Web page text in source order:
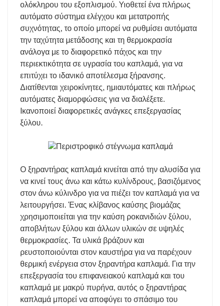
ολόκληρου του εξοπλισμού. Υιοθετεί ένα πλήρως
αυτόματο σύστημα ελέγχου και μετατροπής
συχνότητας, το οποίο μπορεί να ρυθμίσει αυτόματα
την ταχύτητα μετάδοσης και τη θερμοκρασία
ανάλογα με το διαφορετικό πάχος και την
περιεκτικότητα σε υγρασία του καπλαμά, για να
επιτύχει το ιδανικό αποτέλεσμα ξήρανσης.
Διατίθενται χειροκίνητες, ημιαυτόματες και πλήρως
αυτόματες διαμορφώσεις για να διαλέξετε.
Ικανοποιεί διαφορετικές ανάγκες επεξεργασίας
ξύλου.
Ο ξηραντήρας καπλαμά κινείται από την αλυσίδα για
να κινεί τους άνω και κάτω κυλίνδρους, βασιζόμενος
στον άνω κύλινδρο για να πιέζει τον καπλαμά για να
λειτουργήσει. Ένας κλίβανος καύσης βιομάζας
χρησιμοποιείται για την καύση ροκανιδιών ξύλου,
αποβλήτων ξύλου και άλλων υλικών σε υψηλές
θερμοκρασίες. Τα υλικά βράζουν και
ρευστοποιούνται στον καυστήρα για να παρέχουν
θερμική ενέργεια στον ξηραντήρα καπλαμά. Για την
επεξεργασία του επιφανειακού καπλαμά και του
καπλαμά με μακρύ πυρήνα, αυτός ο ξηραντήρας
καπλαμά μπορεί να αποφύγει το σπάσιμο του